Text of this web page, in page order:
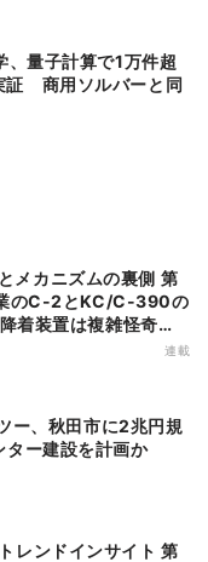
証 商用ソルバーと同
のC-2とKC/C-390の
着装置は複雑怪奇
連載
ター建設を計画か